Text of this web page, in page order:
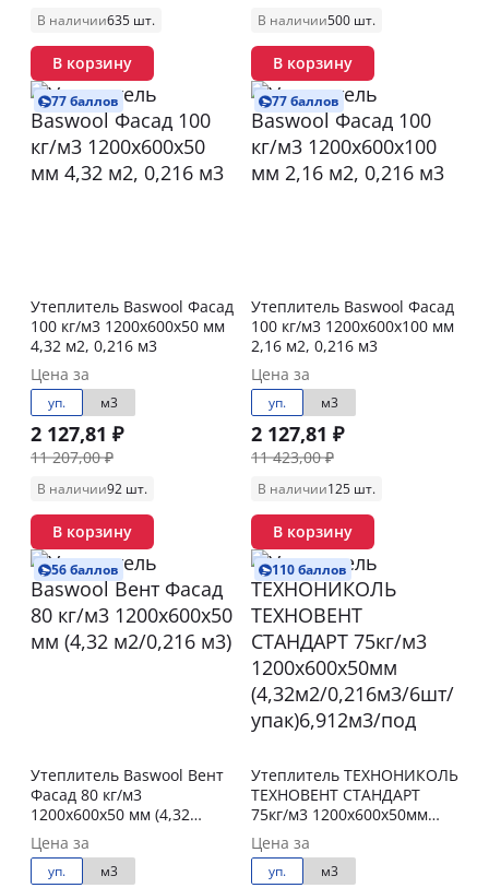
В наличии635 шт.
В корзину
В наличии500 шт.
В корзину
77 баллов
Утеплитель Baswool Фасад
100 кг/м3 1200х600х50 мм
4,32 м2, 0,216 м3
Цена за
уп. м3
2 127,81 ₽
11 207,00 ₽
В наличии92 шт.
В корзину
77 баллов
Утеплитель Baswool Фасад
100 кг/м3 1200х600х100 мм
2,16 м2, 0,216 м3
Цена за
уп. м3
2 127,81 ₽
11 423,00 ₽
В наличии125 шт.
В корзину
56 баллов
Утеплитель Baswool Вент
Фасад 80 кг/м3
1200х600х50 мм (4,32
м2/0,216 м3)
Цена за
уп. м3
110 баллов
Утеплитель ТЕХНОНИКОЛЬ
ТЕХНОВЕНТ СТАНДАРТ
75кг/м3 1200х600х50мм
(4,32м2/0,216м3/6шт/
упак)6,912м3/под
Цена за
уп. м3